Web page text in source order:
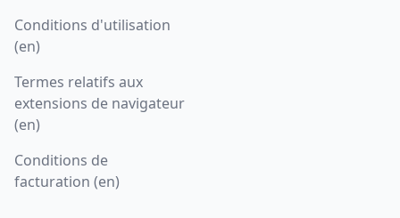
Conditions d'utilisation
(en)
Termes relatifs aux
extensions de navigateur
(en)
Conditions de
facturation (en)